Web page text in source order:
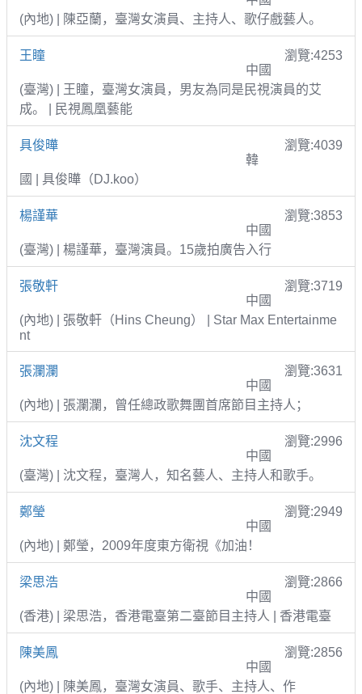
(內地) | 陳亞蘭，臺灣女演員、主持人、歌仔戲藝人。
王瞳
瀏覽:4253
中國
(臺灣) | 王瞳，臺灣女演員，男友為同是民視演員的艾
成。 | 民視鳳凰藝能
具俊曄
瀏覽:4039
韓
國 | 具俊曄（DJ.koo）
楊謹華
瀏覽:3853
中國
(臺灣) | 楊謹華，臺灣演員。15歲拍廣告入行
張敬軒
瀏覽:3719
中國
(內地) | 張敬軒（Hins Cheung） | Star Max Entertainme
nt
張瀾瀾
瀏覽:3631
中國
(內地) | 張瀾瀾，曾任總政歌舞團首席節目主持人；
沈文程
瀏覽:2996
中國
(臺灣) | 沈文程，臺灣人，知名藝人、主持人和歌手。
鄭瑩
瀏覽:2949
中國
(內地) | 鄭瑩，2009年度東方衛視《加油！
梁思浩
瀏覽:2866
中國
(香港) | 梁思浩，香港電臺第二臺節目主持人 | 香港電臺
陳美鳳
瀏覽:2856
中國
(內地) | 陳美鳳，臺灣女演員、歌手、主持人、作